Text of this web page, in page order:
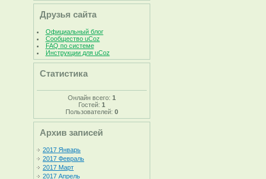
Друзья сайта
Официальный блог
Сообщество uCoz
FAQ по системе
Инструкции для uCoz
Статистика
Онлайн всего: 1
Гостей: 1
Пользователей: 0
Архив записей
2017 Январь
2017 Февраль
2017 Март
2017 Апрель